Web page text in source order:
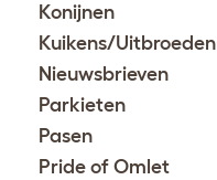
Konijnen
Kuikens/Uitbroeden
Nieuwsbrieven
Parkieten
Pasen
Pride of Omlet